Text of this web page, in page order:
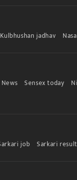
Kulbhushan jadhav Nasa
Sensex today
job Sarkari result